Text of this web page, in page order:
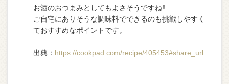
お酒のおつまみとしてもよさそうですね‼︎
ご自宅にありそうな調味料でできるのも挑戦しやすく
ておすすめなポイントです。
出典： https://cookpad.com/recipe/405453#share_url